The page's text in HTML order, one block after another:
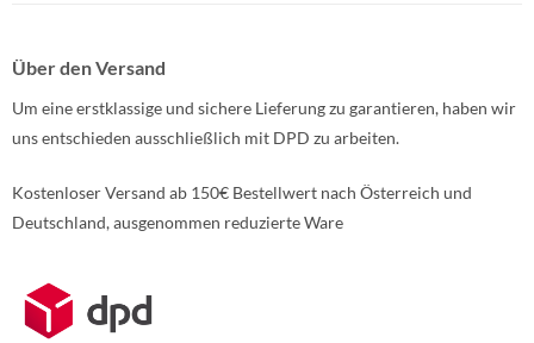
Über den Versand
Um eine erstklassige und sichere Lieferung zu garantieren, haben wir
uns entschieden ausschließlich mit DPD zu arbeiten.
Kostenloser Versand ab 150€ Bestellwert nach Österreich und
Deutschland, ausgenommen reduzierte Ware